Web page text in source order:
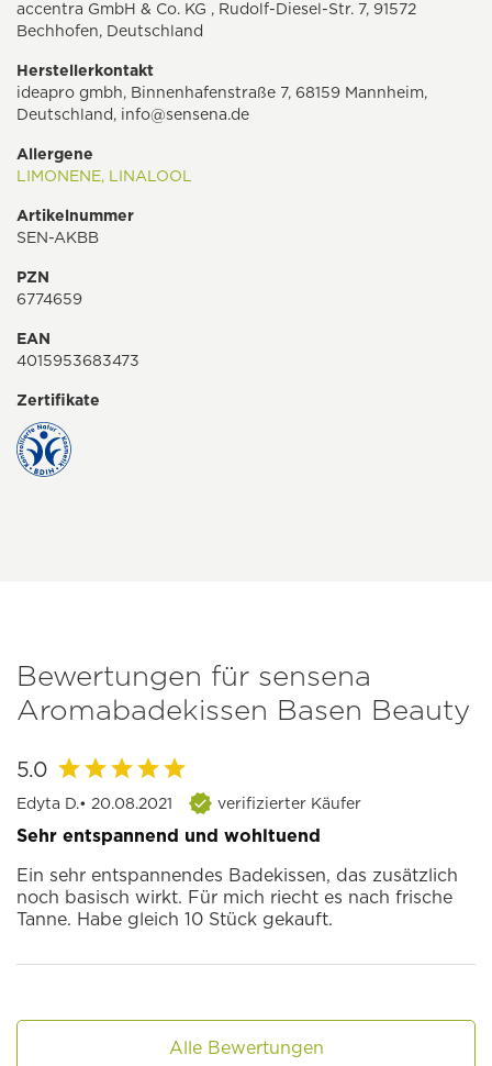
accentra GmbH & Co. KG , Rudolf-Diesel-Str. 7, 91572
Bechhofen, Deutschland
Herstellerkontakt
ideapro gmbh, Binnenhafenstraße 7, 68159 Mannheim,
Deutschland, info@sensena.de
Allergene
LIMONENE, LINALOOL
Artikelnummer
SEN-AKBB
PZN
6774659
EAN
4015953683473
Zertifikate
Bewertungen für sensena
Aromabadekissen Basen Beauty
5.0
Edyta D.• 20.08.2021 verifizierter Käufer
Sehr entspannend und wohltuend
Ein sehr entspannendes Badekissen, das zusätzlich
noch basisch wirkt. Für mich riecht es nach frische
Tanne. Habe gleich 10 Stück gekauft.
Alle Bewertungen